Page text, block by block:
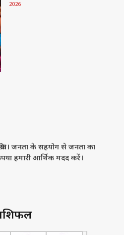
2026
जनता के सहयोग से जनता का
हमारी आर्थिक मदद करें।